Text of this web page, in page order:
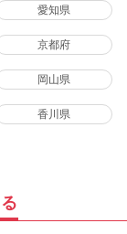
愛知県
京都府
岡山県
香川県